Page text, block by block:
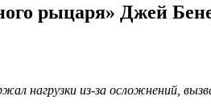
рыцаря» Джей
нагрузки из-за осложнений,